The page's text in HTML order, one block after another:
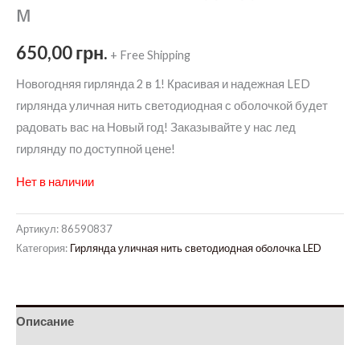
м
650,00грн. + Free Shipping
Новогодняя гирлянда 2 в 1! Красивая и надежная LED
гирлянда уличная нить светодиодная с оболочкой будет
радовать вас на Новый год! Заказывайте у нас лед
гирлянду по доступной цене!
Нет в наличии
Артикул: 86590837
Категория: Гирлянда уличная нить светодиодная оболочка LED
Описание